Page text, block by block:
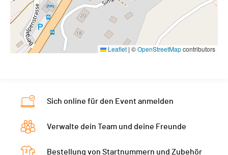
Leaflet | ©OpenStreetMapcontributors
Sich online für den Event anmelden
Verwalte dein Team und deine Freunde
Bestellung von Startnummern und Zubehör